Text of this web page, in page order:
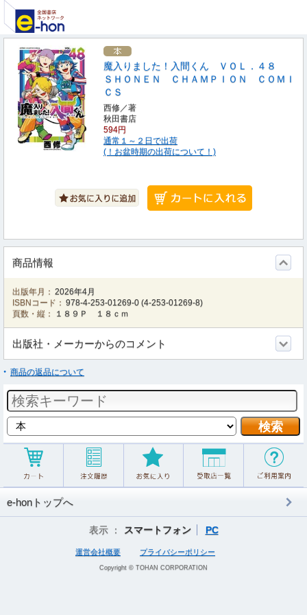
魔入りました！入間くん ＶＯＬ．４８
ＳＨＯＮＥＮ ＣＨＡＭＰＩＯＮ ＣＯＭＩ
ＣＳ
西修／著
秋田書店
594円
通常１～２日で出荷
(！お盆時期の出荷について！)
商品情報
出版年月： 2026年4月
ISBNコード： 978-4-253-01269-0 (4-253-01269-8)
頁数・縦：
１８９Ｐ １８ｃｍ
出版社・メーカーからのコメント
商品の返品について
e-honトップへ
表示 ： スマートフォン PC
運営会社概要 プライバシーポリシー
Copyright © TOHAN CORPORATION